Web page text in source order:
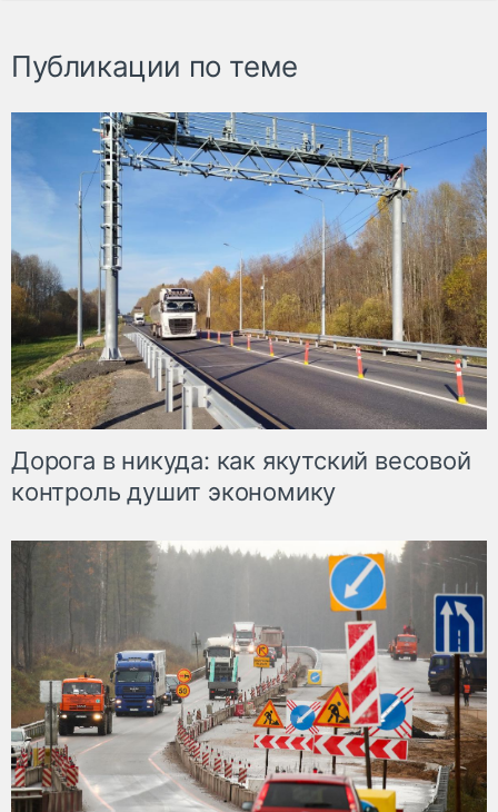
Публикации по теме
Дорога в никуда: как якутский весовой
контроль душит экономику